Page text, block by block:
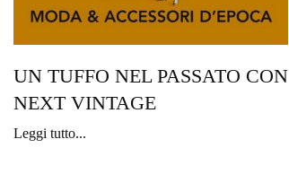
UN TUFFO NEL PASSATO CON
NEXT VINTAGE
Leggi tutto...